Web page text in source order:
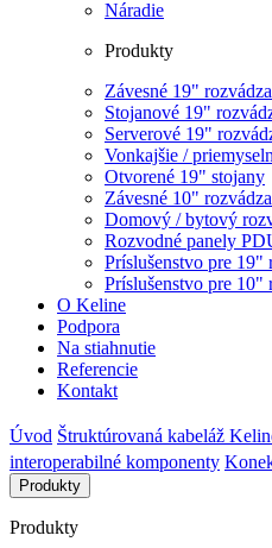
Náradie
Produkty
Závesné 19"
Stojanové 19"
Serverové 19"
Vonkajšie /
Otvorené 19" stojany
Závesné 10"
Domový / bytový
Rozvodné panely
Príslušenstvo pre 19"
Príslušenstvo pre 10"
O Keline
Podpora
Na stiahnutie
Referencie
Kontakt
Úvod Štruktúrovaná kabeláž
interoperabilné komponenty
Produkty
Produkty